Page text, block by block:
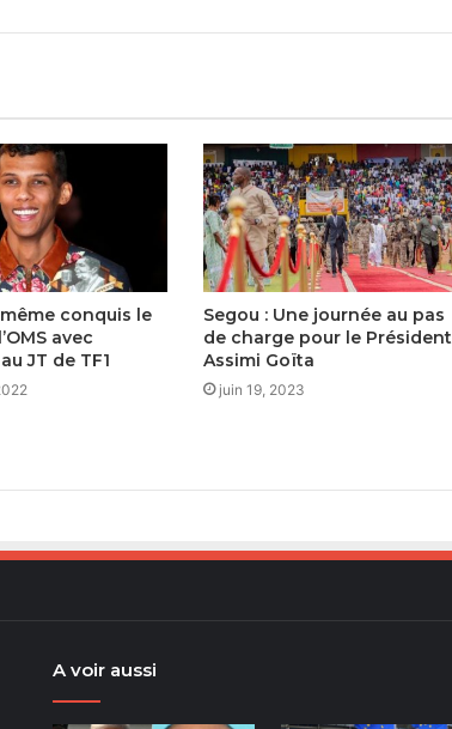
conquis le
avec
JT de TF1
Segou : Une journée au pas
de charge pour le Président
Assimi Goïta
juin 19, 2023
A voir aussi